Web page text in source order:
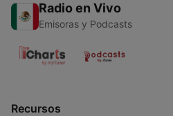
Radio en Vivo
Emisoras y Podcasts
Recursos